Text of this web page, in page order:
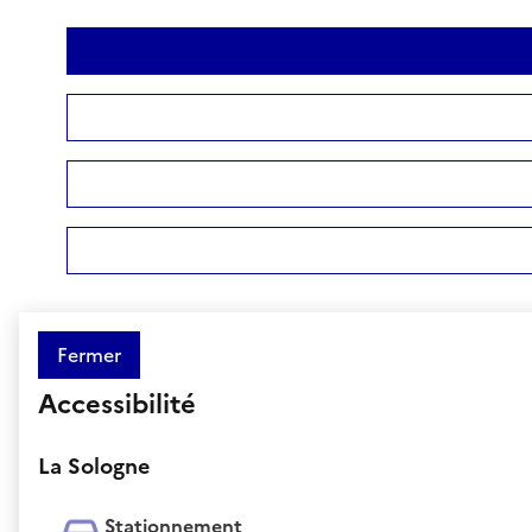
Fermer
Accessibilité
La Sologne
Stationnement